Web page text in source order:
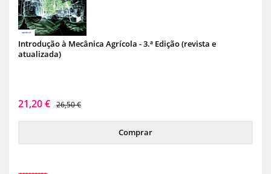
Introdução à Mecânica Agrícola - 3.ª Edição (revista e
atualizada)
21,20 € 26,50 €
Comprar